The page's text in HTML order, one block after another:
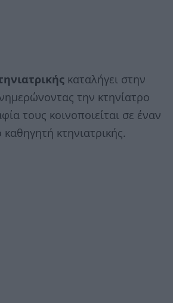
καταλήγει στην
την κτηνίατρο
τους κοινοποιείται σε έναν
κτηνιατρικής.